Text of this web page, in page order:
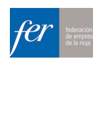
contenido